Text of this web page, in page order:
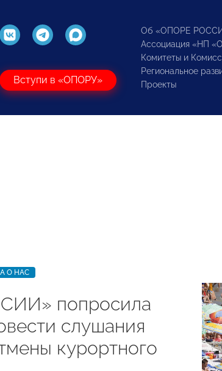
Вступи в «ОПОРУ»
Об «ОПОРЕ
Ассоциация «НП
Комитеты и
Региональное
Проекты
О НАС
попросила
слушания
курортного